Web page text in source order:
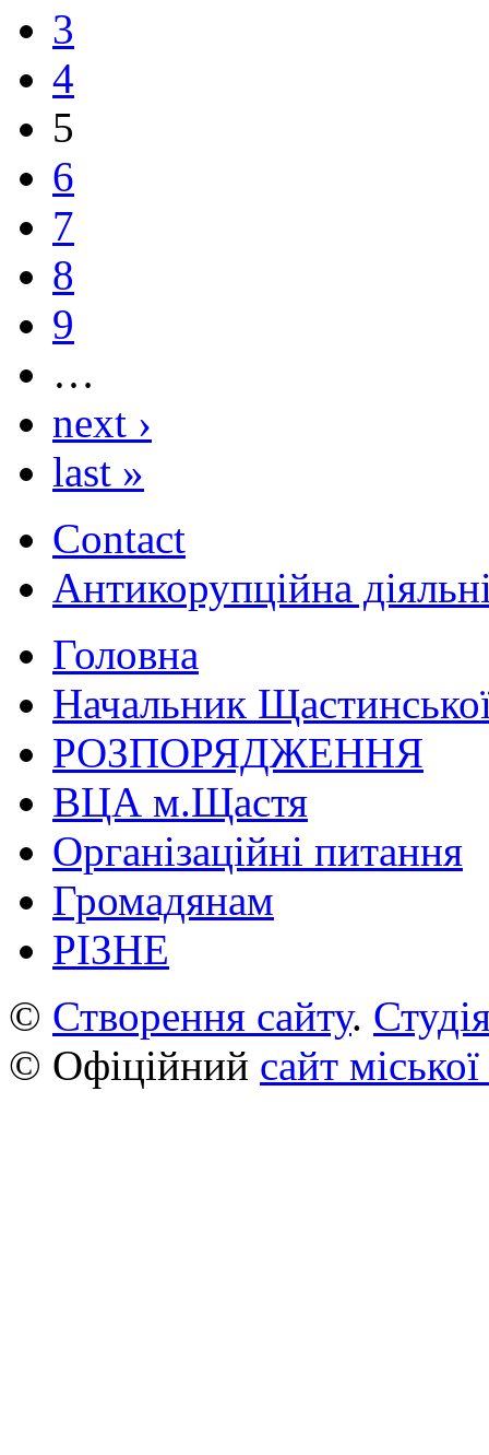
3
4
5
6
7
8
9
…
next ›
last »
Contact
Антикорупційна
Головна
Начальник
РОЗПОРЯДЖЕННЯ
ВЦА м.Щастя
Організаційні питання
Громадянам
РІЗНЕ
© Створення сайту.
© Офіційний сайт